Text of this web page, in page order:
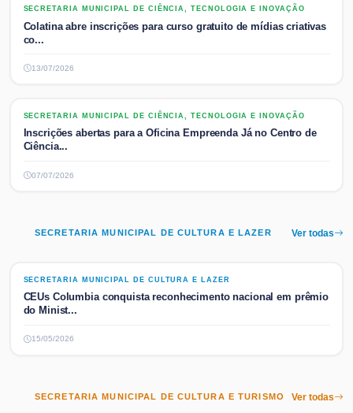
SECRETARIA MUNICIPAL DE CIÊNCIA, TECNOLOGIA E INOVAÇÃO
SECRETARIA MUNICIPAL DE CIÊNCIA, TECNOLOGIA E INOVAÇÃO
Colatina abre inscrições para curso gratuito de mídias criativas
co...
13/07/2026
SECRETARIA MUNICIPAL DE CIÊNCIA, TECNOLOGIA E INOVAÇÃO
SECRETARIA MUNICIPAL DE CIÊNCIA, TECNOLOGIA E INOVAÇÃO
Inscrições abertas para a Oficina Empreenda Já no Centro de
Ciência...
07/07/2026
SECRETARIA MUNICIPAL DE CULTURA E LAZER Ver todas
SECRETARIA MUNICIPAL DE CULTURA E LAZER
SECRETARIA MUNICIPAL DE CULTURA E LAZER
CEUs Columbia conquista reconhecimento nacional em prêmio
do Minist...
15/05/2026
SECRETARIA MUNICIPAL DE CULTURA E TURISMO Ver todas